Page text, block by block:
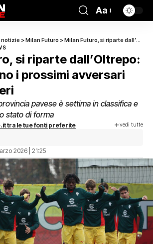
Aa
notizie >Milan Futuro >Milan Futuro, si riparte dall’Oltrepo: come stanno i prossimi avversari dei rossoneri
si riparte dall’Oltrepo:
i prossimi avversari
pavese è settima in classifica e
stato di forma
tra le tue fonti preferite vedi tutte
2026 | 21:25